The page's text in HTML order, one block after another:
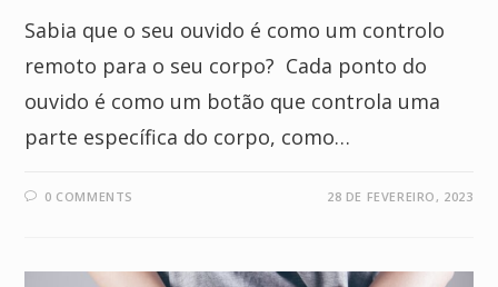
Sabia que o seu ouvido é como um controlo
remoto para o seu corpo? Cada ponto do
ouvido é como um botão que controla uma
parte específica do corpo, como…
0 COMMENTS 28 DE FEVEREIRO, 2023